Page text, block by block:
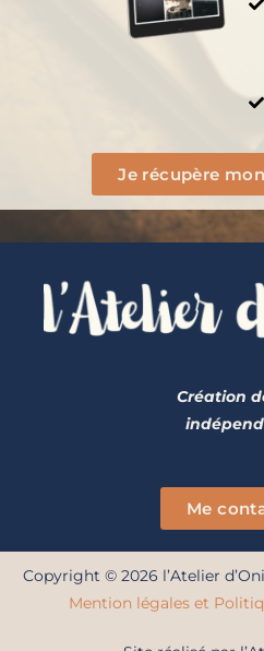
Je récupère
Création
Me
Copyright © 2026 l’Atelier
Mention légales et